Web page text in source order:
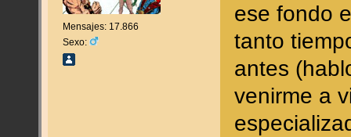
Mensajes: 17.866
Sexo:
ese fondo
tanto
antes
venirme a